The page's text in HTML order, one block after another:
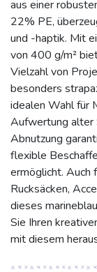
aus einer
22% PE,
und -haptik. Mit
von 400 g/m²
Vielzahl von
besonders
idealen Wahl für
Aufwertung alter
Abnutzung
flexible
ermöglicht. Auch
Rucksäcken,
dieses
Sie Ihren
mit diesem